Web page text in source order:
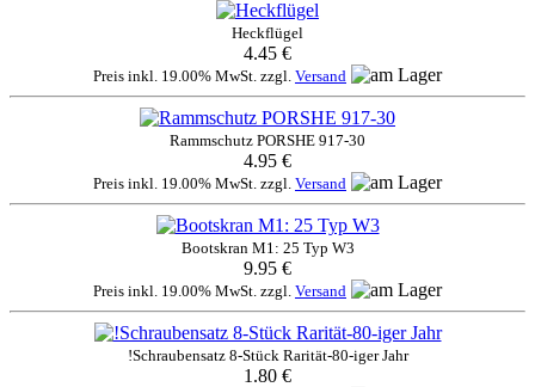
Heckflügel
4.45 €
Preis inkl. 19.00% MwSt. zzgl. Versand
Rammschutz PORSHE 917-30
4.95 €
Preis inkl. 19.00% MwSt. zzgl. Versand
Bootskran M1: 25 Typ W3
9.95 €
Preis inkl. 19.00% MwSt. zzgl. Versand
!Schraubensatz 8-Stück Rarität-80-iger Jahr
1.80 €